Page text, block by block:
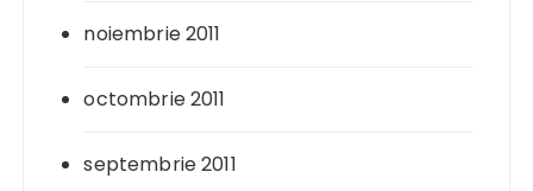
noiembrie 2011
octombrie 2011
septembrie 2011